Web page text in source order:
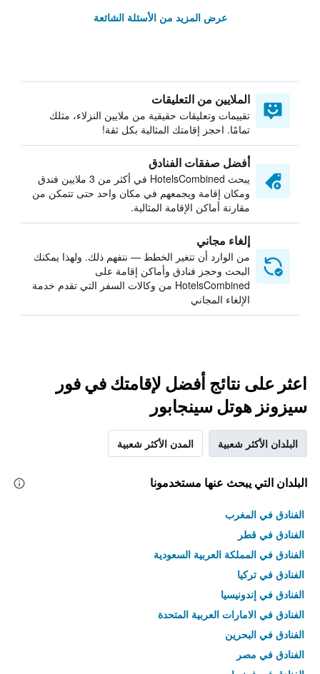
عرض المزيد من الأسئلة الشائعة
الملايين من التعليقات
تقييمات وتعليقات حقيقية من ملايين النزلاء، مثلك
تمامًا. احجز إقامتك المثالية بكل ثقة!
أفضل صفقات الفنادق
يبحث HotelsCombined في أكثر من 3 ملايين فندق
ومكان إقامة ويجمعهم في مكان واحد حتى تتمكن من
مقارنة أماكن الإقامة المثالية.
إلغاء مجاني
من الوارد أن تتغير الخطط — نتفهم ذلك. ولهذا يمكنك
البحث وحجز فنادق وأماكن إقامة على
HotelsCombined من وكالات السفر التي تقدم خدمة
الإلغاء المجاني
اعثر على نتائج أفضل لإقامتك في فور
سيزونز هوتل سينجابور
البلدان الأكثر شعبية المدن الأكثر شعبية
البلدان التي يبحث عنها مستخدمونا
الفنادق في المغرب
الفنادق في قطر
الفنادق في المملكة العربية السعودية
الفنادق في تركيا
الفنادق في إندونيسيا
الفنادق في الامارات العربية المتحدة
الفنادق في البحرين
الفنادق في مصر